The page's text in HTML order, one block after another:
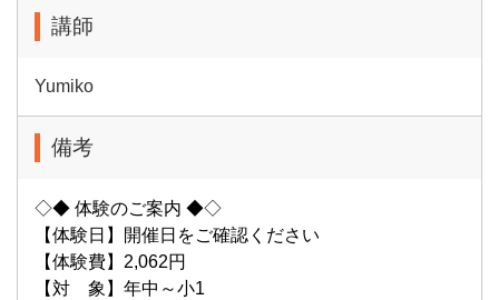
講師
Yumiko
備考
◇◆ 体験のご案内 ◆◇
【体験日】開催日をご確認ください
【体験費】2,062円
【対 象】年中～小1